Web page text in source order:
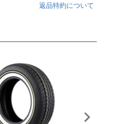
返品特約について